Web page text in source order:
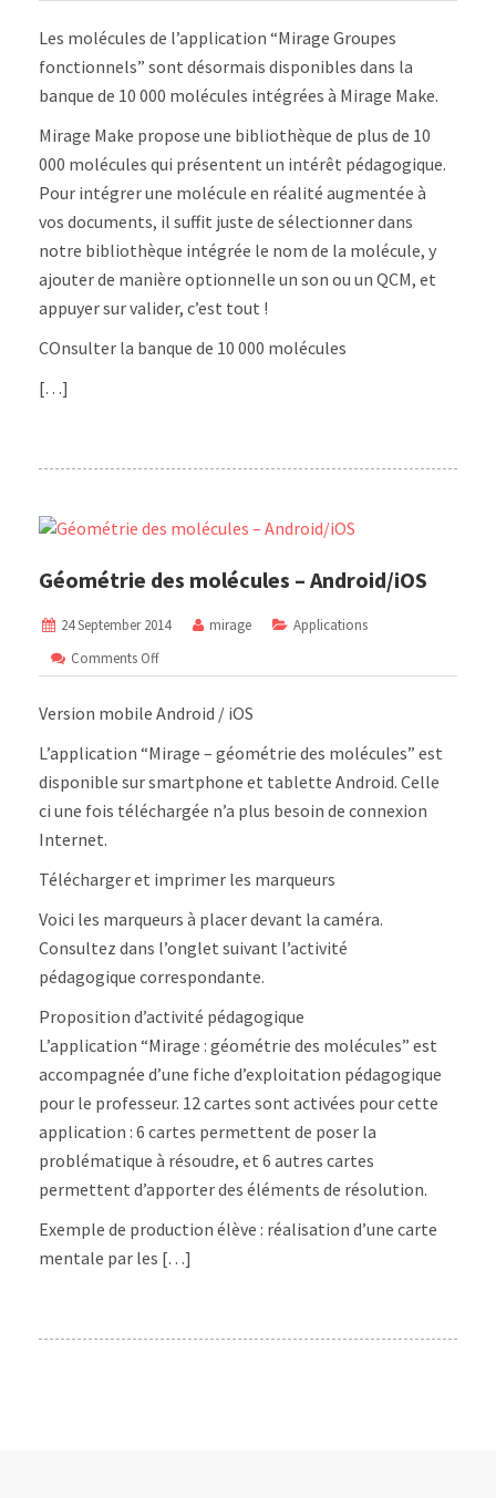
fonctionnels
–
Les molécules de l’application “Mirage Groupes
fonctionnels” sont désormais disponibles dans la
banque de 10 000 molécules intégrées à Mirage Make.
Mirage Make propose une bibliothèque de plus de 10
000 molécules qui présentent un intérêt pédagogique.
Pour intégrer une molécule en réalité augmentée à
vos documents, il suffit juste de sélectionner dans
notre bibliothèque intégrée le nom de la molécule, y
ajouter de manière optionnelle un son ou un QCM, et
appuyer sur valider, c’est tout !
COnsulter la banque de 10 000 molécules
[…]
Géométrie des molécules – Android/iOS
24 September 2014 mirage
Applications
Comments Offon
Géométrie
molécules
Android/iOS
Version mobile Android / iOS
L’application “Mirage – géométrie des molécules” est
disponible sur smartphone et tablette Android. Celle
ci une fois téléchargée n’a plus besoin de connexion
Internet.
Télécharger et imprimer les marqueurs
Voici les marqueurs à placer devant la caméra.
Consultez dans l’onglet suivant l’activité
pédagogique correspondante.
Proposition d’activité pédagogique
L’application “Mirage : géométrie des molécules” est
accompagnée d’une fiche d’exploitation pédagogique
pour le professeur. 12 cartes sont activées pour cette
application : 6 cartes permettent de poser la
problématique à résoudre, et 6 autres cartes
permettent d’apporter des éléments de résolution.
Exemple de production élève : réalisation d’une carte
mentale par les […]